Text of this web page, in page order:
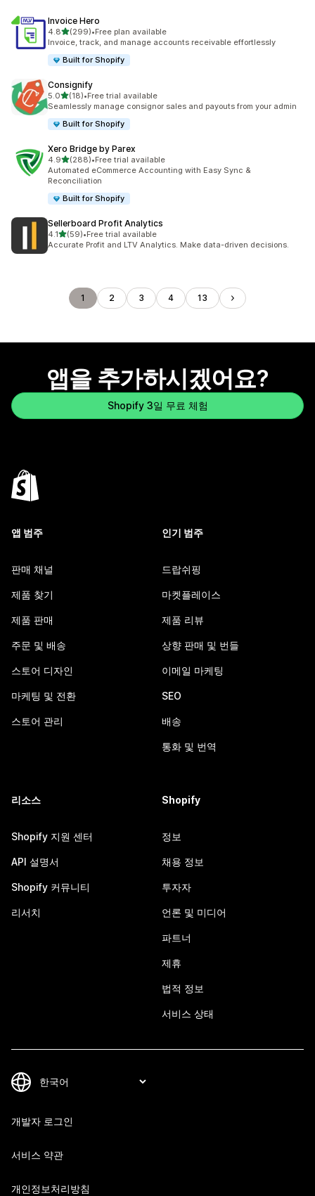
Invoice Hero
4.8별 5개 중
(299)
총 리뷰 299개
•Free plan available
Invoice, track, and manage accounts receivable effortlessly
Built for Shopify
Consignify
5.0별 5개 중
(18)
총 리뷰 18개
•Free trial available
Seamlessly manage consignor sales and payouts from your admin
Built for Shopify
Xero Bridge by Parex
4.9별 5개 중
(288)
총 리뷰 288개
•Free trial available
Automated eCommerce Accounting with Easy Sync &
Reconciliation
Built for Shopify
Sellerboard Profit Analytics
4.1별 5개 중
(59)
총 리뷰 59개
•Free trial available
Accurate Profit and LTV Analytics. Make data-driven decisions.
1 2 3 4 13
앱을 추가하시겠어요?
Shopify 3일 무료 체험
앱 범주
판매 채널
제품 찾기
제품 판매
주문 및 배송
스토어 디자인
마케팅 및 전환
스토어 관리
인기 범주
드랍쉬핑
마켓플레이스
제품 리뷰
상향 판매 및 번들
이메일 마케팅
SEO
배송
통화 및 번역
리소스
Shopify 지원 센터
API 설명서
Shopify 커뮤니티
리서치
Shopify
정보
채용 정보
투자자
언론 및 미디어
파트너
제휴
법적 정보
서비스 상태
개발자 로그인
서비스 약관
개인정보처리방침